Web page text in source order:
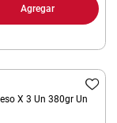
Agregar
X 3 Un 380gr Un